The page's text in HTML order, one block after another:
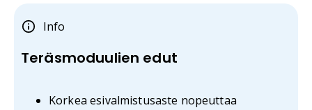
Info
Teräsmoduulien edut
Korkea esivalmistusaste nopeuttaa